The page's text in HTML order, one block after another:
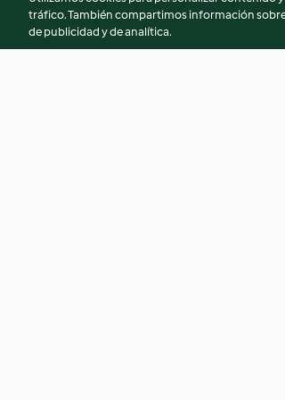
tráfico. También compartimos información
de publicidad y de analítica.